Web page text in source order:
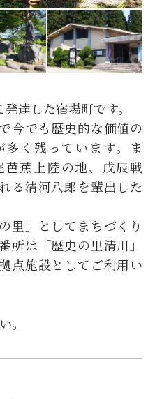
達した宿場町です。
今でも歴史的な価値の
く残っています。ま
蕉上陸の地、戊辰戦
る清河八郎を輩出した
里」としてまちづくり
所は「歴史の里清川」
点施設としてご利用い
。